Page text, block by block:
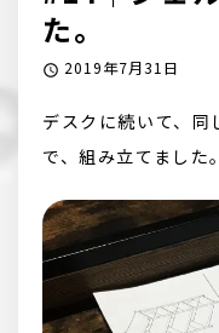
た。
2019年7月31日
デスクに続いて、
で、組み立てました